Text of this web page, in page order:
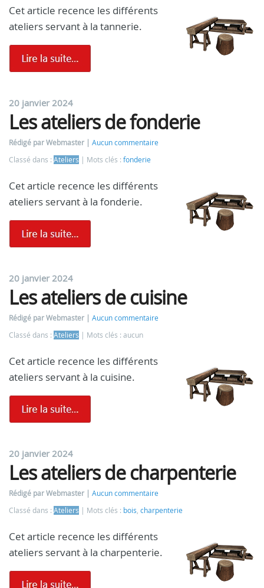
Cet article recence les différents
ateliers servant à la tannerie.
20 janvier 2024
Les ateliers de fonderie
Rédigé par Webmaster
Aucun commentaire
Classé dans : Ateliers Mots clés : fonderie
Cet article recence les différents
ateliers servant à la fonderie.
20 janvier 2024
Les ateliers de cuisine
Rédigé par Webmaster
Aucun commentaire
Classé dans : Ateliers Mots clés : aucun
Cet article recence les différents
ateliers servant à la cuisine.
20 janvier 2024
Les ateliers de charpenterie
Rédigé par Webmaster
Aucun commentaire
Classé dans : Ateliers Mots clés : bois charpenterie
Cet article recence les différents
ateliers servant à la charpenterie.